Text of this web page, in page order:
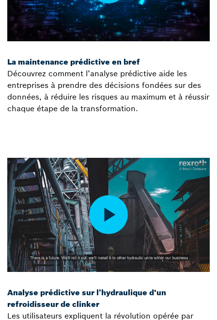
La maintenance prédictive en bref
Découvrez comment l’analyse prédictive aide les
entreprises à prendre des décisions fondées sur des
données, à réduire les risques au maximum et à réussir
chaque étape de la transformation.
Analyse prédictive sur l’hydraulique d'un
refroidisseur de clinker
Les utilisateurs expliquent la révolution opérée par